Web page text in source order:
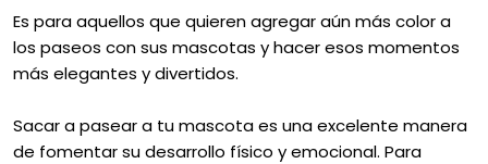
Es para aquellos que quieren agregar aún más color a
los paseos con sus mascotas y hacer esos momentos
más elegantes y divertidos.
Sacar a pasear a tu mascota es una excelente manera
de fomentar su desarrollo físico y emocional. Para